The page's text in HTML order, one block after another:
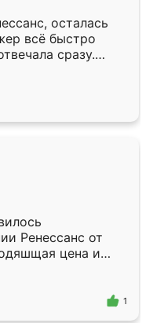
осталась
всё быстро
сразу.
подошёл к
Собрали
аккуратно, даже
Ренессанс от
цена и
Приехавший
самый
1